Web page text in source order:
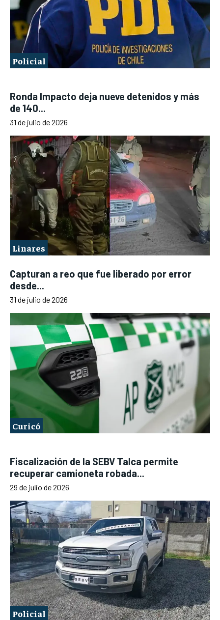
Policial
Ronda Impacto deja nueve detenidos y más
de 140...
31 de julio de 2026
Linares
Capturan a reo que fue liberado por error
desde...
31 de julio de 2026
Curicó
Fiscalización de la SEBV Talca permite
recuperar camioneta robada...
29 de julio de 2026
Policial